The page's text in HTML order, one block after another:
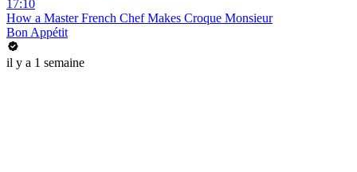
17:10
How a Master French Chef Makes Croque Monsieur
Bon Appétit
il y a 1 semaine